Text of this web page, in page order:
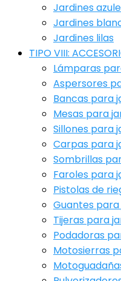
Jardines
Jardines
Jardines lilas
TIPO VIII:
Lámparas
Aspersores
Bancas para
Mesas para
Sillones para
Carpas para
Sombrillas
Faroles para
Pistolas de
Guantes
Tijeras para
Podadoras
Motosierras